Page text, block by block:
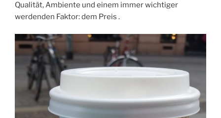
Qualität, Ambiente und einem immer wichtiger
werdenden Faktor: dem Preis .